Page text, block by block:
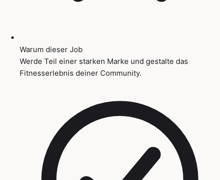
Warum dieser Job
Werde Teil einer starken Marke und gestalte das
Fitnesserlebnis deiner Community.